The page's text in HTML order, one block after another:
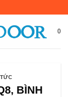
0
BÌNH